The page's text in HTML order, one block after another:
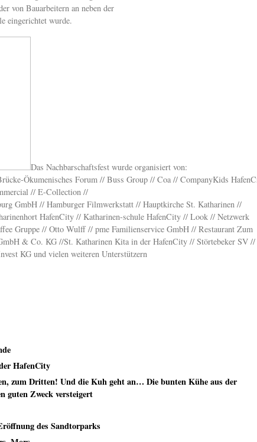
von Bauarbeitern an neben der
eingerichtet wurde.
Das Nachbarschaftsfest wurde organisiert von:
Ökumenisches Forum // Buss Group // Coa // CompanyKids
// E-Collection //
GmbH // Hamburger Filmwerkstatt // Hauptkirche St. Katharinen //
HafenCity // Katharinen-schule HafenCity // Look // Netzwerk
Gruppe // Otto Wulff // pme Familienservice GmbH // Restaurant Zum
& Co. KG //St. Katharinen Kita in der HafenCity // Störtebeker SV //
KG und vielen weiteren Unterstützern
HafenCity
zum Dritten! Und die Kuh geht an… Die bunten Kühe aus der
guten Zweck versteigert
des Sandtorparks